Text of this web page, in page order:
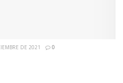
DE 2021 0